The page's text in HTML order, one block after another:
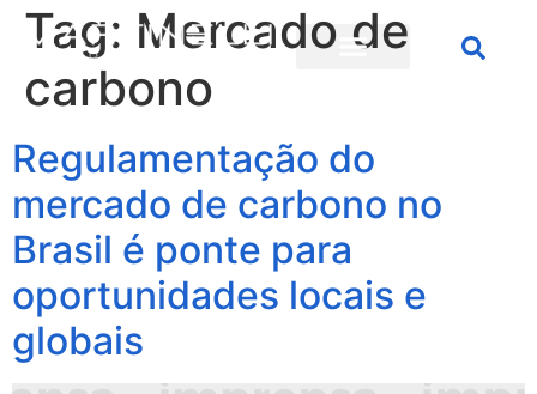
Tag: Mercado de
carbono
Regulamentação do
mercado de carbono no
Brasil é ponte para
oportunidades locais e
globais